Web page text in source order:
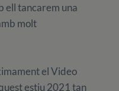
ell tancarem una
molt
el Video
estiu 2021 tan